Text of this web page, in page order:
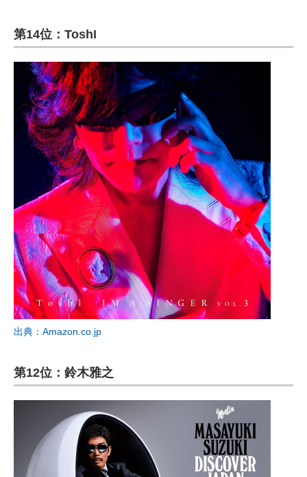
第14位：ToshI
出典：Amazon.co.jp
第12位：鈴木雅之